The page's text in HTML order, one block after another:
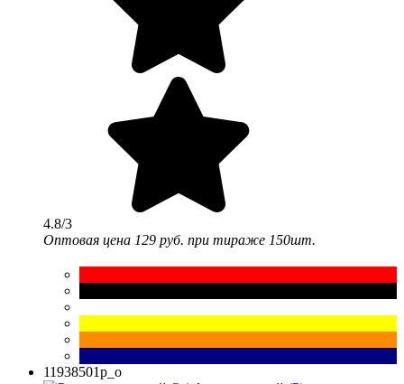
4.8/3
Оптовая цена 129 руб. при тираже 150шт.
11938501p_o